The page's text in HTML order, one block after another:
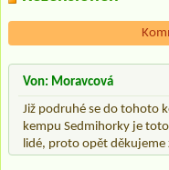
Von: Moravcová
Již podruhé se do tohoto
kempu Sedmihorky je
lidé, proto opět děkujeme